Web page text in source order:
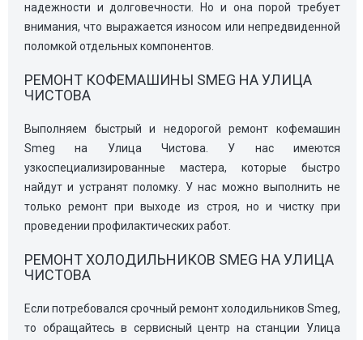
надежности и долговечности. Но и она порой требует
внимания, что выражается износом или непредвиденной
поломкой отдельных компонентов.
РЕМОНТ КОФЕМАШИНЫ SMEG НА УЛИЦА
ЧИСТОВА
Выполняем быстрый и недорогой ремонт кофемашин
Smeg на Улица Чистова. У нас имеются
узкоспециализированные мастера, которые быстро
найдут и устранят поломку. У нас можно выполнить не
только ремонт при выходе из строя, но и чистку при
проведении профилактических работ.
РЕМОНТ ХОЛОДИЛЬНИКОВ SMEG НА УЛИЦА
ЧИСТОВА
Если потребовался срочный ремонт холодильников Smeg,
то обращайтесь в сервисный центр на станции Улица